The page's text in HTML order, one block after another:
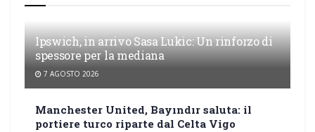
Ipswich, in arrivo Sasa Lukic: Un rinforzo di
spessore per la mediana
7 AGOSTO 2026
Manchester United, Bayındır saluta: il
portiere turco riparte dal Celta Vigo